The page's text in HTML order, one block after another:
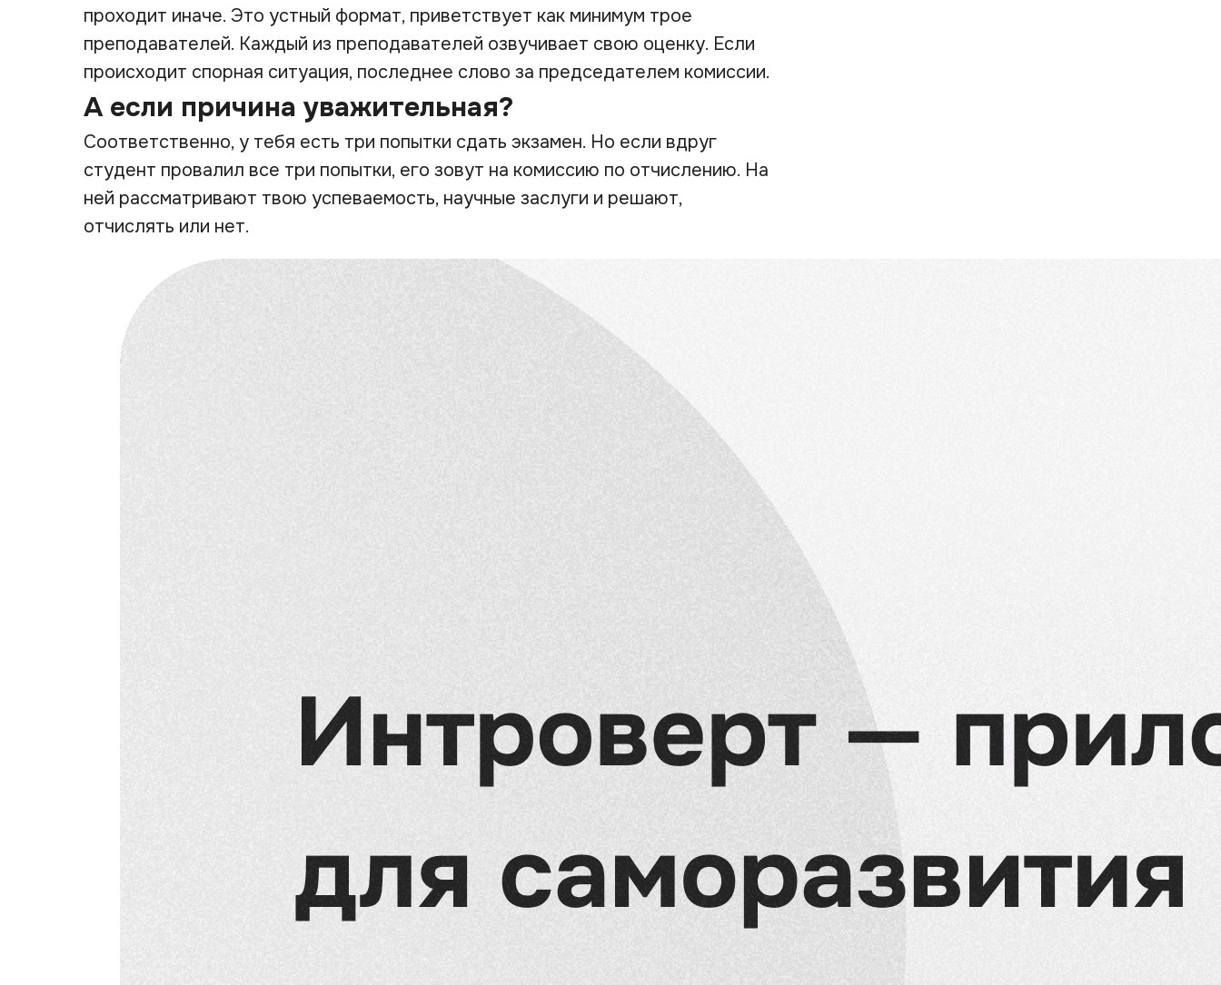
проходит иначе. Это устный формат, приветствует как минимум трое
преподавателей. Каждый из преподавателей озвучивает свою оценку. Если
происходит спорная ситуация, последнее слово за председателем комиссии.
А если причина уважительная?
Соответственно, у тебя есть три попытки сдать экзамен. Но если вдруг
студент провалил все три попытки, его зовут на комиссию по отчислению. На
ней рассматривают твою успеваемость, научные заслуги и решают,
отчислять или нет.